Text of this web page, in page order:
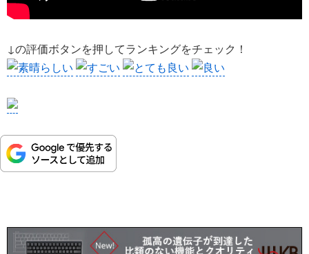
↓の評価ボタンを押してランキングをチェック！